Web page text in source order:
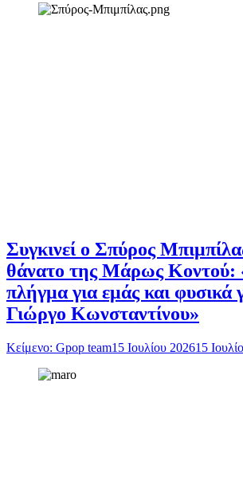
Συγκινεί ο Σπύρος
θάνατο της Μάρως Κοντού:
πλήγμα για εμάς και φυσικά
Γιώργο Κωνσταντίνου»
Κείμενο: Gpop team15 Ιουλίου 202615